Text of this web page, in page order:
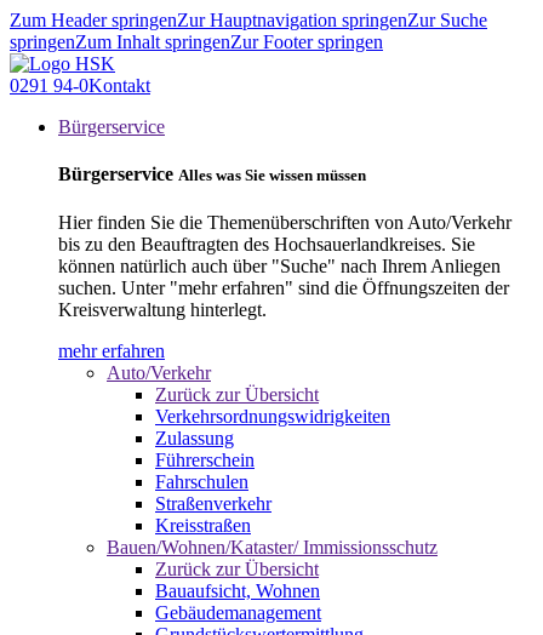
Zum Header springenZur Hauptnavigation springenZur Suche
springenZum Inhalt springenZur Footer springen
0291 94-0Kontakt
Bürgerservice
Bürgerservice Alles was Sie wissen müssen
Hier finden Sie die Themenüberschriften von Auto/Verkehr
bis zu den Beauftragten des Hochsauerlandkreises. Sie
können natürlich auch über "Suche" nach Ihrem Anliegen
suchen. Unter "mehr erfahren" sind die Öffnungszeiten der
Kreisverwaltung hinterlegt.
mehr erfahren
Auto/Verkehr
Zurück zur Übersicht
Verkehrsordnungswidrigkeiten
Zulassung
Führerschein
Fahrschulen
Straßenverkehr
Kreisstraßen
Bauen/Wohnen/Kataster/ Immissionsschutz
Zurück zur Übersicht
Bauaufsicht, Wohnen
Gebäudemanagement